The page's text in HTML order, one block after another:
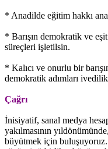
* Anadilde eğitim hakkı
* Barışın demokratik ve
süreçleri işletilsin.
* Kalıcı ve onurlu bir
demokratik adımları
Çağrı
İnisiyatif, sanal medya
yakılmasının
büyütmek için